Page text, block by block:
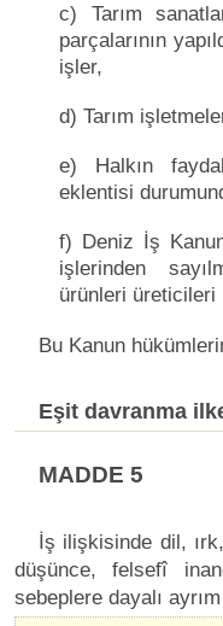
c) Tarım
parçalarının
işler,
d) Tarım
e) Halkın
eklentisi
f) Deniz İş
işlerinden
ürünleri üreticileri
Bu Kanun
Eşit davranma
MADDE 5
İş ilişkisinde dil,
düşünce, felsefî
sebeplere dayalı